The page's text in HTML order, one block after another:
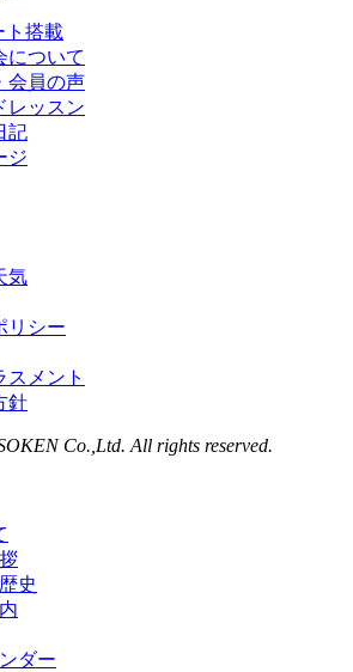
ト搭載
について
会員の声
レッスン
記
ジ
気
リシー
スメント
針
Co.,Ltd. All rights reserved.
史
ダー